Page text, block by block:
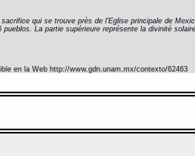
qui se trouve près de l'Eglise principale de
La partie supérieure représente la divinité
en la Web http://www.gdn.unam.mx/contexto/62463